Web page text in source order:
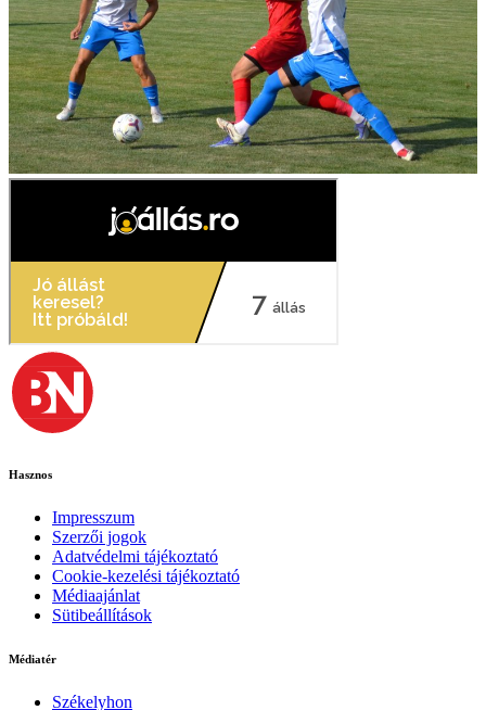
Hasznos
Impresszum
Szerzői jogok
Adatvédelmi tájékoztató
Cookie-kezelési tájékoztató
Médiaajánlat
Sütibeállítások
Médiatér
Székelyhon